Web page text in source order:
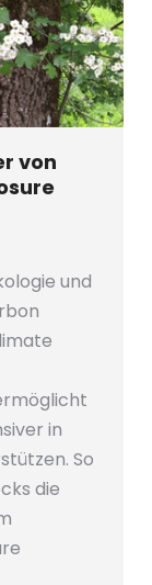
von
und
in
So
die